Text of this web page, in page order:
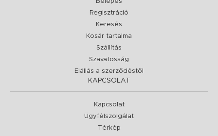
Belépés
Regisztráció
Keresés
Kosár tartalma
Szállítás
Szavatosság
Elállás a szerződéstől
KAPCSOLAT
Kapcsolat
Ügyfélszolgálat
Térkép